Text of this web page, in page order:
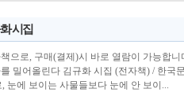
시집
책으로, 구매(결제)시 바로 열람이 가능합
밀어올린다 김규화 시집 (전자책) / 한
눈에 보이는 사물들보다 눈에 안 보이...